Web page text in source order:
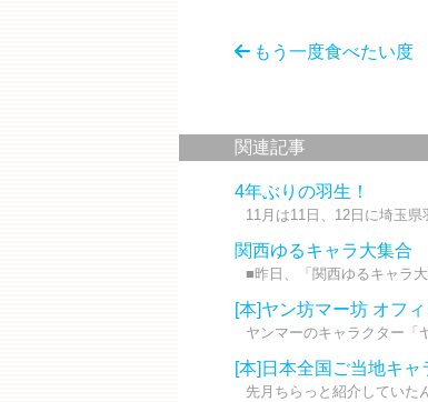
もう一度食べたい度
関連記事
4年ぶりの羽生！
11月は11日、12日に埼玉
関西ゆるキャラ大集合
■昨日、「関西ゆるキャラ
[本]ヤン坊マー坊 オフ
ヤンマーのキャラクター「
[本]日本全国ご当地キャ
先月ちらっと紹介していた